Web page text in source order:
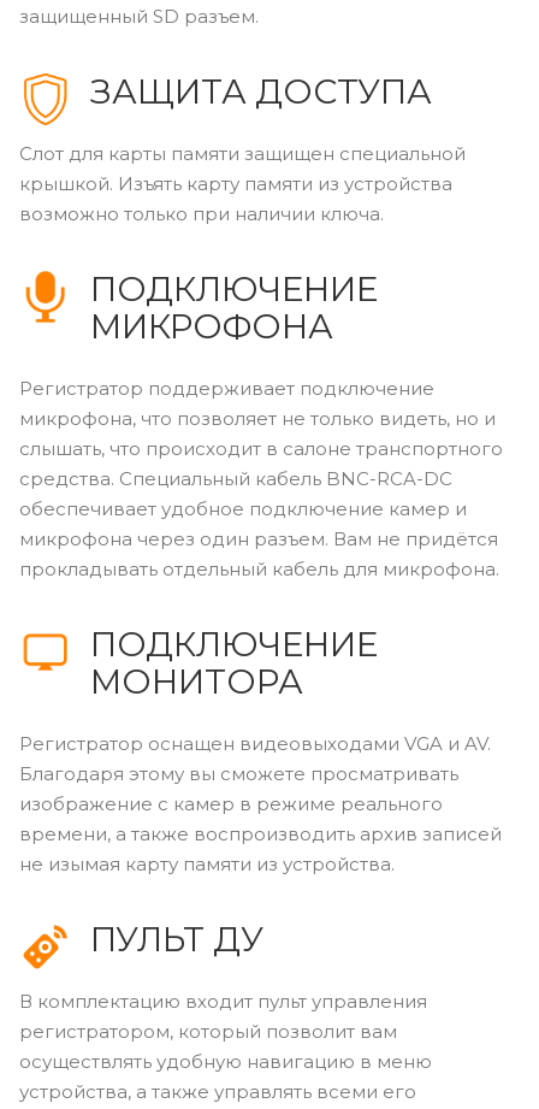
защищенный SD разъем.
ЗАЩИТА ДОСТУПА
Слот для карты памяти защищен специальной
крышкой. Изъять карту памяти из устройства
возможно только при наличии ключа.
ПОДКЛЮЧЕНИЕ
МИКРОФОНА
Регистратор поддерживает подключение
микрофона, что позволяет не только видеть, но и
слышать, что происходит в салоне транспортного
средства. Специальный кабель BNC-RCA-DC
обеспечивает удобное подключение камер и
микрофона через один разъем. Вам не придётся
прокладывать отдельный кабель для микрофона.
ПОДКЛЮЧЕНИЕ
МОНИТОРА
Регистратор оснащен видеовыходами VGA и AV.
Благодаря этому вы сможете просматривать
изображение с камер в режиме реального
времени, а также воспроизводить архив записей
не изымая карту памяти из устройства.
ПУЛЬТ ДУ
В комплектацию входит пульт управления
регистратором, который позволит вам
осуществлять удобную навигацию в меню
устройства, а также управлять всеми его